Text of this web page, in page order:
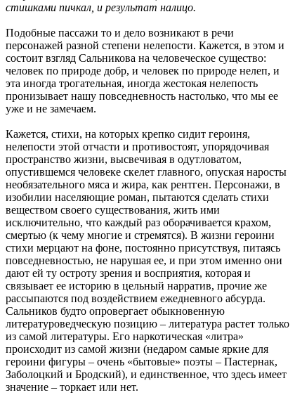
стишками пичкал, и результат налицо.
Подобные пассажи то и дело возникают в речи
персонажей разной степени нелепости. Кажется, в этом и
состоит взгляд Сальникова на человеческое существо:
человек по природе добр, и человек по природе нелеп, и
эта иногда трогательная, иногда жестокая нелепость
пронизывает нашу повседневность настолько, что мы ее
уже и не замечаем.
Кажется, стихи, на которых крепко сидит героиня,
нелепости этой отчасти и противостоят, упорядочивая
пространство жизни, высвечивая в одутловатом,
опустившемся человеке скелет главного, опуская наросты
необязательного мяса и жира, как рентген. Персонажи, в
изобилии населяющие роман, пытаются сделать стихи
веществом своего существования, жить ими
исключительно, что каждый раз оборачивается крахом,
смертью (к чему многие и стремятся). В жизни героини
стихи мерцают на фоне, постоянно присутствуя, питаясь
повседневностью, не нарушая ее, и при этом именно они
дают ей ту остроту зрения и восприятия, которая и
связывает ее историю в цельный нарратив, прочие же
рассыпаются под воздействием ежедневного абсурда.
Сальников будто опровергает обыкновенную
литературоведческую позицию – литература растет только
из самой литературы. Его наркотическая «литра»
происходит из самой жизни (недаром самые яркие для
героини фигуры – очень «бытовые» поэты – Пастернак,
Заболоцкий и Бродский), и единственное, что здесь имеет
значение – торкает или нет.